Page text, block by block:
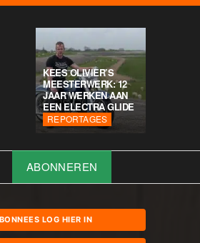
KEES OLIVIER’S
MEESTERWERK: 12
JAAR WERKEN AAN
EEN ELECTRA GLIDE
REPORTAGES
ABONNEREN
LOG HIER IN